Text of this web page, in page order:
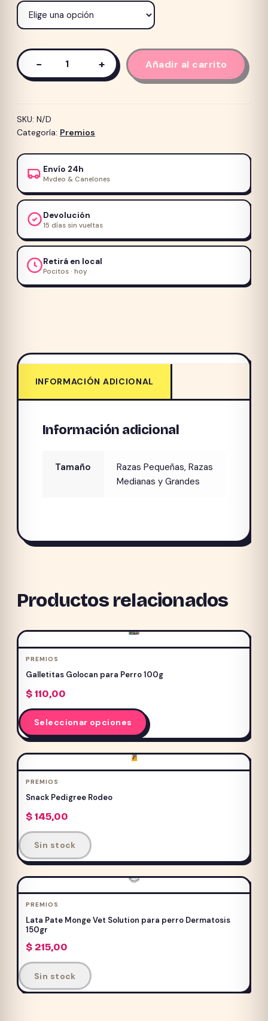
Galletas
Formula
Calabaza
Coco
Quinoa
250grs
cantidad
− + Añadir al carrito
SKU: N/D
Categoría: Premios
Envío 24h
Mvdeo & Canelones
Devolución
15 días sin vueltas
Retirá en local
Pocitos · hoy
INFORMACIÓN ADICIONAL
Información adicional
Tamaño
Razas Pequeñas, Razas
Medianas y Grandes
Productos relacionados
PREMIOS
Galletitas Golocan para Perro 100g
$110,00
Seleccionar opciones
Este
producto
tiene
variantes.
en
la
página
producto
PREMIOS
Snack Pedigree Rodeo
$145,00
Sin stock
producto
tiene
múltiples
variantes.
elegir
PREMIOS
Lata Pate Monge Vet Solution para perro Dermatosis
150gr
$215,00
Sin stock